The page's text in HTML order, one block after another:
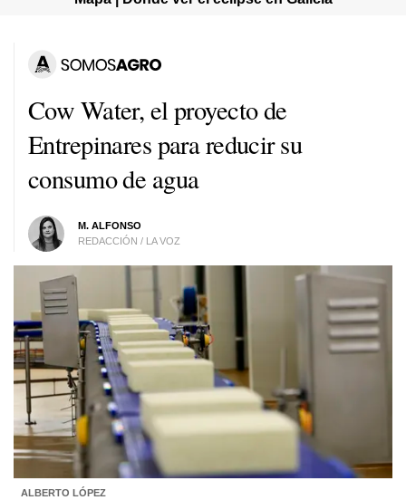
Cow Water, el proyecto de
Entrepinares para reducir su
consumo de agua
M. ALFONSO
REDACCIÓN / LA VOZ
ALBERTO LÓPEZ